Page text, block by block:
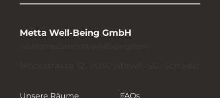
Metta Well-Being GmbH
Unsere Räume FAQs